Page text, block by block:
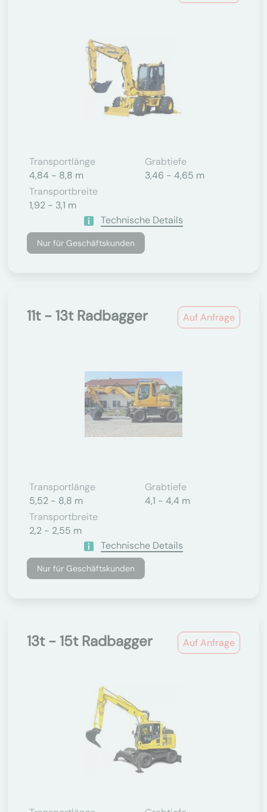
Transportlänge
4,84 - 8,8 m
Grabtiefe
3,46 - 4,65 m
Transportbreite
1,92 - 3,1 m
Technische Details
Nur für Geschäftskunden
Auf Anfrage
11t - 13t Radbagger
Transportlänge
5,52 - 8,8 m
Grabtiefe
4,1 - 4,4 m
Transportbreite
2,2 - 2,55 m
Technische Details
Nur für Geschäftskunden
Auf Anfrage
13t - 15t Radbagger